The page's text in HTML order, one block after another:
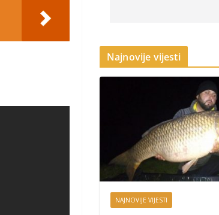
Najnovije vijesti
NAJNOVIJE VIJESTI